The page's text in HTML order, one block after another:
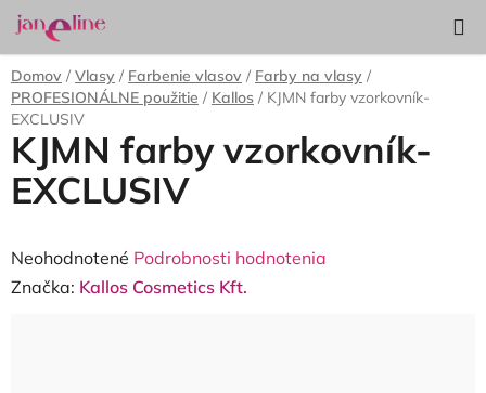
Prejsť
na
obsah
KOŠÍK
Domov / Vlasy / Farbenie vlasov / Farby na vlasy /
PROFESIONÁLNE použitie / Kallos / KJMN farby vzorkovník-
EXCLUSIV
KJMN farby vzorkovník-
EXCLUSIV
Priemerné
hodnotenie
Neohodnotené Podrobnosti hodnotenia
Značka: Kallos Cosmetics Kft.